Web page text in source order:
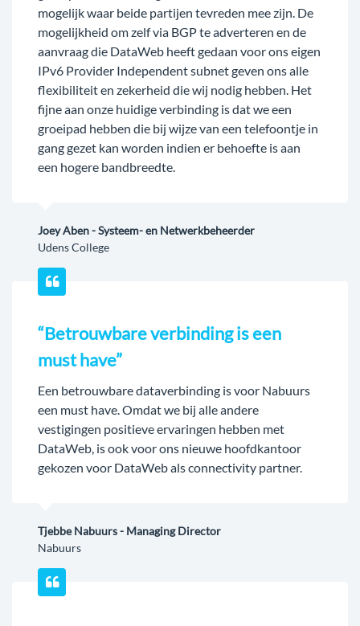
mogelijk waar beide partijen tevreden mee zijn. De
mogelijkheid om zelf via BGP te adverteren en de
aanvraag die DataWeb heeft gedaan voor ons eigen
IPv6 Provider Independent subnet geven ons alle
flexibiliteit en zekerheid die wij nodig hebben. Het
fijne aan onze huidige verbinding is dat we een
groeipad hebben die bij wijze van een telefoontje in
gang gezet kan worden indien er behoefte is aan
een hogere bandbreedte.
Joey Aben - Systeem- en Netwerkbeheerder
Udens College
“Betrouwbare verbinding is een
must have”
Een betrouwbare dataverbinding is voor Nabuurs
een must have. Omdat we bij alle andere
vestigingen positieve ervaringen hebben met
DataWeb, is ook voor ons nieuwe hoofdkantoor
gekozen voor DataWeb als connectivity partner.
Tjebbe Nabuurs - Managing Director
Nabuurs